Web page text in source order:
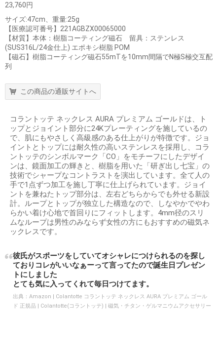
23,760円
サイズ:47cm、重量:25g
【医療認可番号】221AGBZX00065000
【材質】本体：樹脂コーティング磁石 留具：ステンレス
(SUS316L/24金仕上) エポキシ樹脂 POM
【磁石】樹脂コーティング磁石55mTを10mm間隔でN極S極交互配
列
この商品の通販サイトへ
コラントッテ ネックレス AURA プレミアム ゴールドは、ト
ップとジョイント部分に24Kプレーティングを施しているの
で、肌にもやさしく高級感のある仕上がりが特徴です。ジョ
イントとトップには耐久性の高いステンレスを採用し、コラ
ントッテのシンボルマーク「CO」をモチーフにしたデザイ
ンは、鏡面加工の輝きと、樹脂を用いた「研ぎ出し七宝」の
技術でシャープなコントラストを演出しています。全て人の
手で1点ずつ加工を施し丁寧に仕上げられています。ジョイ
ントを兼ねたトップ部分は、左右どちらからでも外せる新設
計。ループとトップが独立した構造なので、しなやかでやわ
らかい着け心地で首回りにフィットします。4mm径のスリ
ムなループは男性のみならず女性の方にもおすすめの磁気ネ
ックレスです。
彼氏がスポーツをしていてオシャレにつけられるのを探し
ておりコレがいいなぁーって言ってたので誕生日プレゼン
トにしました
とても気に入ってくれて毎日つけてます。
出典： Amazon | Colantotte コラントッテ ネックレス AURA プレミアム ゴール
ド 正規品 | Colantotte(コラントッテ) | 磁気・チタン・ゲルマニウムアクセサリー